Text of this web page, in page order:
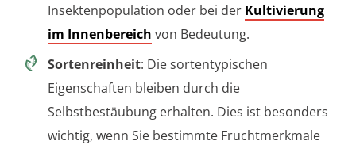
Insektenpopulation oder bei der Kultivierung
im Innenbereich von Bedeutung.
Sortenreinheit: Die sortentypischen
Eigenschaften bleiben durch die
Selbstbestäubung erhalten. Dies ist besonders
wichtig, wenn Sie bestimmte Fruchtmerkmale